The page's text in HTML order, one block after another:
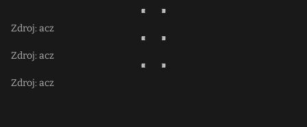
Zdroj: acz
Zdroj: acz
Zdroj: acz